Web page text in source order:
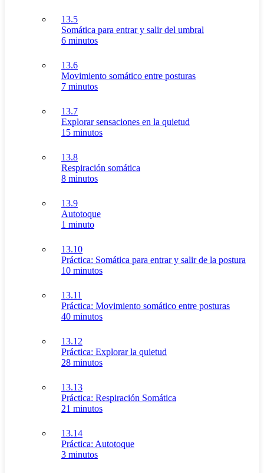
13.5
Somática para entrar y salir del umbral
6 minutos
13.6
Movimiento somático entre posturas
7 minutos
13.7
Explorar sensaciones en la quietud
15 minutos
13.8
Respiración somática
8 minutos
13.9
Autotoque
1 minuto
13.10
Práctica: Somática para entrar y salir de la postura
10 minutos
13.11
Práctica: Movimiento somático entre posturas
40 minutos
13.12
Práctica: Explorar la quietud
28 minutos
13.13
Práctica: Respiración Somática
21 minutos
13.14
Práctica: Autotoque
3 minutos